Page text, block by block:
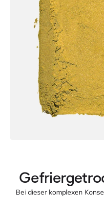
Bei dieser komplexen